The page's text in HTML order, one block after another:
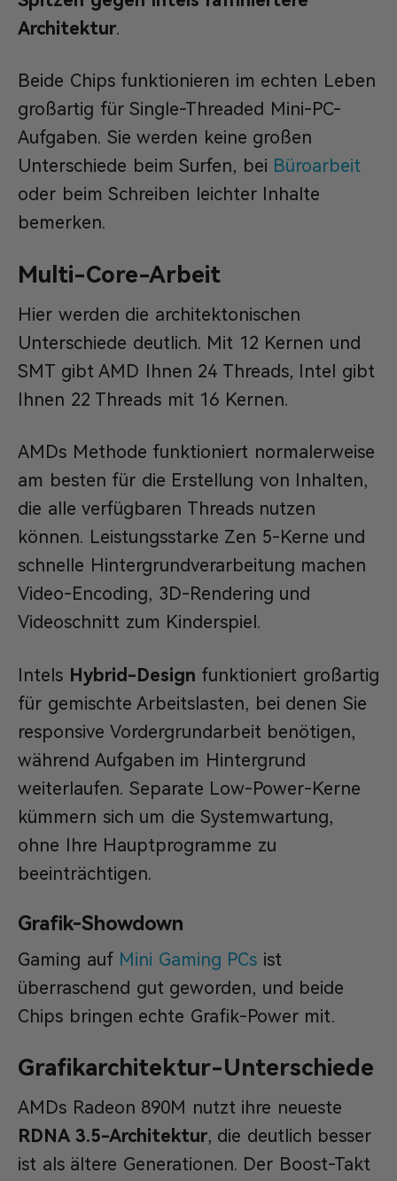
Architektur.
Beide Chips funktionieren im echten Leben
großartig für Single-Threaded Mini-PC-
Aufgaben. Sie werden keine großen
Unterschiede beim Surfen, bei Büroarbeit
oder beim Schreiben leichter Inhalte
bemerken.
Multi-Core-Arbeit
Hier werden die architektonischen
Unterschiede deutlich. Mit 12 Kernen und
SMT gibt AMD Ihnen 24 Threads, Intel gibt
Ihnen 22 Threads mit 16 Kernen.
AMDs Methode funktioniert normalerweise
am besten für die Erstellung von Inhalten,
die alle verfügbaren Threads nutzen
können. Leistungsstarke Zen 5-Kerne und
schnelle Hintergrundverarbeitung machen
Video-Encoding, 3D-Rendering und
Videoschnitt zum Kinderspiel.
Intels Hybrid-Design funktioniert großartig
für gemischte Arbeitslasten, bei denen Sie
responsive Vordergrundarbeit benötigen,
während Aufgaben im Hintergrund
weiterlaufen. Separate Low-Power-Kerne
kümmern sich um die Systemwartung,
ohne Ihre Hauptprogramme zu
beeinträchtigen.
Grafik-Showdown
Gaming auf Mini Gaming PCs ist
überraschend gut geworden, und beide
Chips bringen echte Grafik-Power mit.
Grafikarchitektur-Unterschiede
AMDs Radeon 890M nutzt ihre neueste
RDNA 3.5-Architektur, die deutlich besser
ist als ältere Generationen. Der Boost-Takt